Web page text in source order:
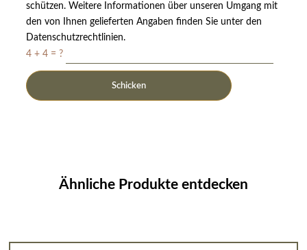
schützen. Weitere Informationen über unseren Umgang mit
den von Ihnen gelieferten Angaben finden Sie unter den
Datenschutzrechtlinien.
4 + 4 = ?
Ähnliche Produkte entdecken